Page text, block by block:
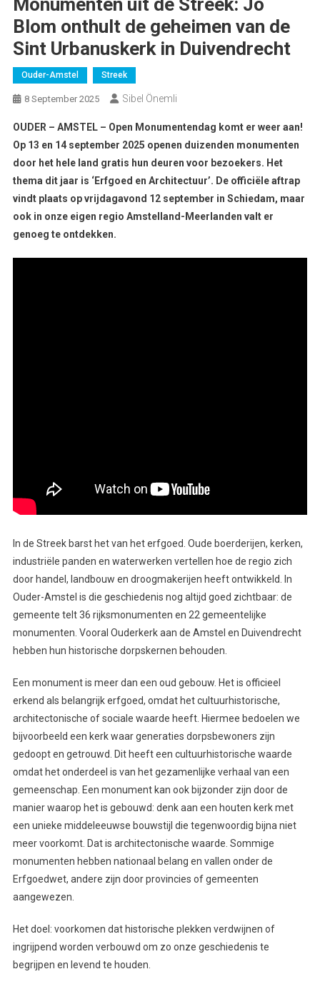
Blom onthult de geheimen van de
Sint Urbanuskerk in Duivendrecht
Ouder-Amstel Streek
8 September 2025 Sibel Önemli
OUDER – AMSTEL – Open Monumentendag komt er weer aan!
Op 13 en 14 september 2025 openen duizenden monumenten
door het hele land gratis hun deuren voor bezoekers. Het
thema dit jaar is ‘Erfgoed en Architectuur’. De officiële aftrap
vindt plaats op vrijdagavond 12 september in Schiedam, maar
ook in onze eigen regio Amstelland-Meerlanden valt er
genoeg te ontdekken.
In de Streek barst het van het erfgoed. Oude boerderijen, kerken,
industriële panden en waterwerken vertellen hoe de regio zich
door handel, landbouw en droogmakerijen heeft ontwikkeld. In
Ouder-Amstel is die geschiedenis nog altijd goed zichtbaar: de
gemeente telt 36 rijksmonumenten en 22 gemeentelijke
monumenten. Vooral Ouderkerk aan de Amstel en Duivendrecht
hebben hun historische dorpskernen behouden.
Een monument is meer dan een oud gebouw. Het is officieel
erkend als belangrijk erfgoed, omdat het cultuurhistorische,
architectonische of sociale waarde heeft. Hiermee bedoelen we
bijvoorbeeld een kerk waar generaties dorpsbewoners zijn
gedoopt en getrouwd. Dit heeft een cultuurhistorische waarde
omdat het onderdeel is van het gezamenlijke verhaal van een
gemeenschap. Een monument kan ook bijzonder zijn door de
manier waarop het is gebouwd: denk aan een houten kerk met
een unieke middeleeuwse bouwstijl die tegenwoordig bijna niet
meer voorkomt. Dat is architectonische waarde. Sommige
monumenten hebben nationaal belang en vallen onder de
Erfgoedwet, andere zijn door provincies of gemeenten
aangewezen.
Het doel: voorkomen dat historische plekken verdwijnen of
ingrijpend worden verbouwd om zo onze geschiedenis te
begrijpen en levend te houden.